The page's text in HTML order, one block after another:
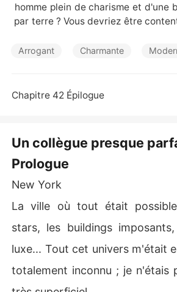
Nouvelles
homme plein de charisme et d'une
par terre ? Vous devriez être
L'absence d'humour vous fera-t-
Arrogant Charmante
Chapitre 42 Épilogue
Un collègue presque
Prologue
New York
La ville où tout était
stars, les buildings
luxe... Tout cet univers m'était
totalement inconnu ; je n'étais